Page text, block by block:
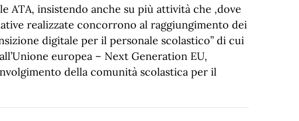
ATA, insistendo anche su più attività che ,dove
realizzate concorrono al raggiungimento dei
digitale per il personale scolastico” di cui
europea – Next Generation EU,
della comunità scolastica per il